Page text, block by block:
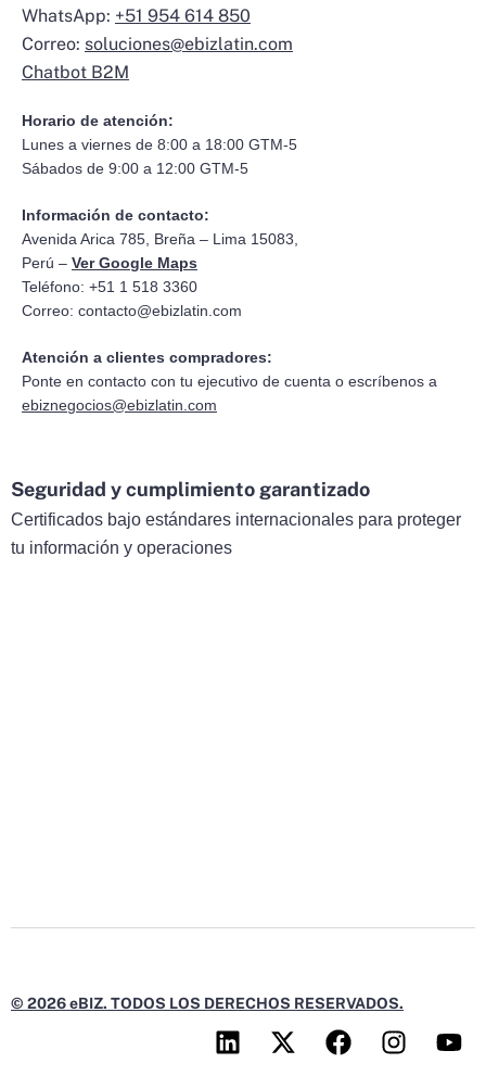
WhatsApp: +51 954 614 850
Correo: soluciones@ebizlatin.com
Chatbot B2M
Horario de atención:
Lunes a viernes de 8:00 a 18:00 GTM-5
Sábados de 9:00 a 12:00 GTM-5
Información de contacto:
Avenida Arica 785, Breña – Lima 15083,
Perú – Ver Google Maps
Teléfono: +51 1 518 3360
Correo: contacto@ebizlatin.com
Atención a clientes compradores:
Ponte en contacto con tu ejecutivo de cuenta o escríbenos a
ebiznegocios@ebizlatin.com
Seguridad y cumplimiento garantizado
Certificados bajo estándares internacionales para proteger
tu información y operaciones
© 2026 eBIZ. TODOS LOS DERECHOS RESERVADOS.
L
i
X
-
F
a
I
n
Y
o